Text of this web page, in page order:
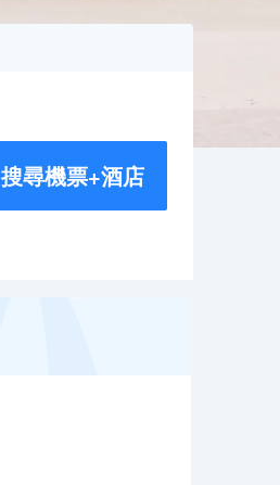
搜尋機票+酒店